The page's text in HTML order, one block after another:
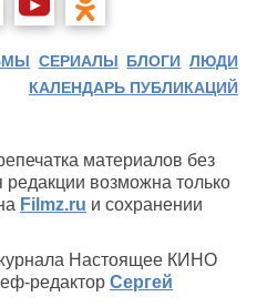
СЕРИАЛЫ БЛОГИ ЛЮДИ
КАЛЕНДАРЬ ПУБЛИКАЦИЙ
материалов без
возможна только
Filmz.ru и сохранении
Настоящее КИНО
редактор Сергей